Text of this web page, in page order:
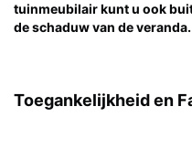
tuinmeubilair kunt u ook
de schaduw van de veranda.
Toegankelijkheid en